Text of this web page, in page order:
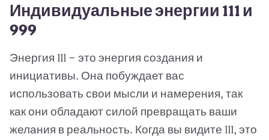
Индивидуальные энергии 111 и
999
Энергия 111 — это энергия создания и
инициативы. Она побуждает вас
использовать свои мысли и намерения, так
как они обладают силой превращать ваши
желания в реальность. Когда вы видите 111, это